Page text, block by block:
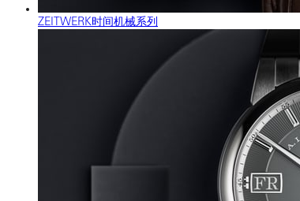
ZEITWERK时间机械系列